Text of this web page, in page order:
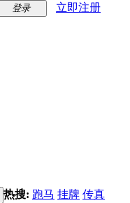
登录
立即注册
热搜: 跑马 挂牌 传真